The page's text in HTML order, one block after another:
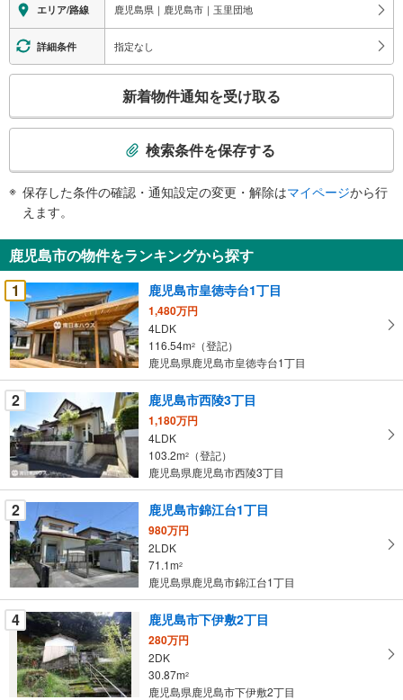
エリア/路線 鹿児島県｜鹿児島市｜玉里団地
詳細条件 指定なし
検
知
を
受
け
取
る
・
条
件
を
マ
イ
ペ
ー
ジ
に
保
存
す
る
新着物件通知を受け取る
検索条件を保存する
保存した条件の確認・通知設定の変更・解除はマイページから行
えます。
鹿児島市の物件をランキングから探す
1
鹿児島市皇徳寺台1丁目
1,480万円
4LDK
116.54m2
（登記）
鹿児島県鹿児島市皇徳寺台1丁目
2 鹿児島市西陵3丁目
1,180万円
4LDK
103.2m2
（登記）
鹿児島県鹿児島市西陵3丁目
2 鹿児島市錦江台1丁目
980万円
2LDK
71.1m2
鹿児島県鹿児島市錦江台1丁目
4 鹿児島市下伊敷2丁目
280万円
2DK
30.87m2
鹿児島県鹿児島市下伊敷2丁目